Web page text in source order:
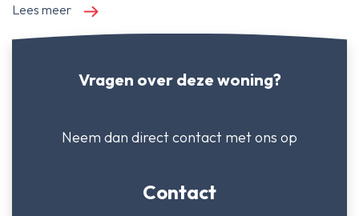
Lees meer
Vragen over deze woning?
Neem dan direct contact met ons op
Contact